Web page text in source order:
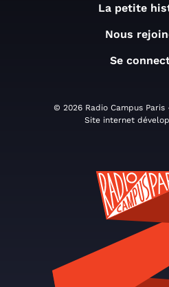
La petite
Nous
Se
© 2026 Radio Campus Paris
Site internet